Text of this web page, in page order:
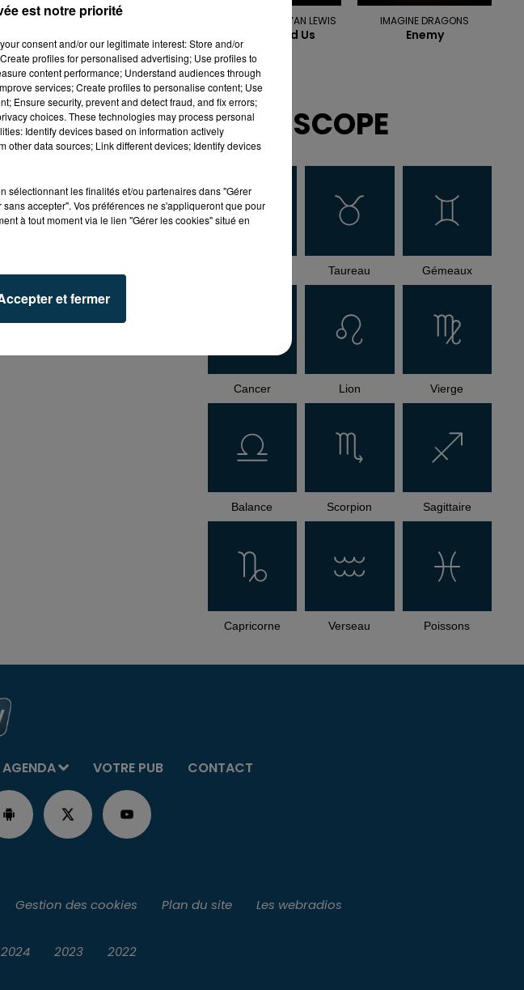
MACKLEMORE, RYAN LEWIS
Can T Hold Us
IMAGINE DRAGONS
Enemy
HOROSCOPE
Taureau Gémeaux
Cancer Lion Vierge
Balance Scorpion Sagittaire
Capricorne Verseau Poissons
AGENDA VOTRE PUB CONTACT
Gestion des cookies Plan du site Les webradios
2024 2023 2022
est notre priorité
consent and/or our legitimate interest: Store and/or
profiles for personalised advertising; Use profiles to
content performance; Understand audiences through
services; Create profiles to personalise content; Use
Ensure security, prevent and detect fraud, and fix errors;
choices. These technologies may process personal
Identify devices based on information actively
other data sources; Link different devices; Identify devices
sélectionnant les finalités et/ou partenaires dans "Gérer
accepter". Vos préférences ne s'appliqueront que pour
à tout moment via le lien "Gérer les cookies" situé en
et fermer